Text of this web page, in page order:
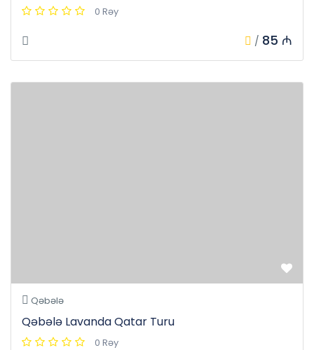
0 Rəy
/ 85 ₼
Qəbələ
Qəbələ Lavanda Qatar Turu
0 Rəy